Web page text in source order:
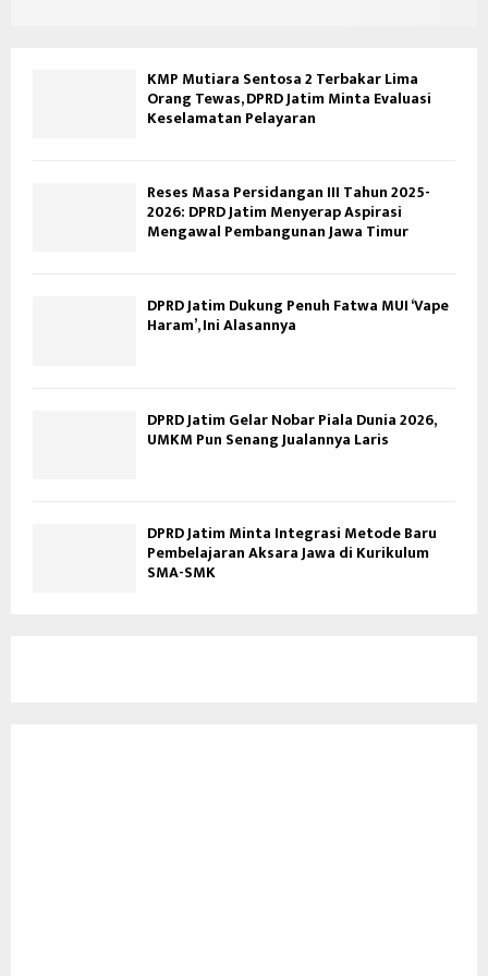
KMP Mutiara Sentosa 2 Terbakar Lima
Orang Tewas, DPRD Jatim Minta Evaluasi
Keselamatan Pelayaran
Reses Masa Persidangan III Tahun 2025-
2026: DPRD Jatim Menyerap Aspirasi
Mengawal Pembangunan Jawa Timur
DPRD Jatim Dukung Penuh Fatwa MUI ‘Vape
Haram’, Ini Alasannya
DPRD Jatim Gelar Nobar Piala Dunia 2026,
UMKM Pun Senang Jualannya Laris
DPRD Jatim Minta Integrasi Metode Baru
Pembelajaran Aksara Jawa di Kurikulum
SMA-SMK